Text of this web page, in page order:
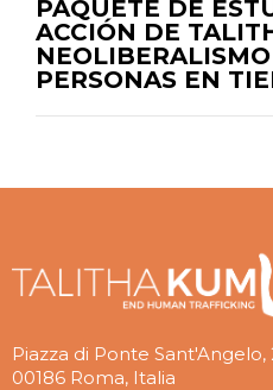
PAQUETE DE
ACCIÓN DE
PERSONAS EN
Piazza di Ponte Sant'Angelo,
00186 Roma, Italia